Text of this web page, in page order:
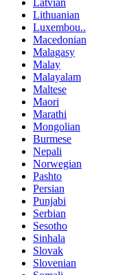
Lithuanian
Luxembou..
Macedonian
Malagasy
Malay
Malayalam
Maltese
Maori
Marathi
Mongolian
Burmese
Nepali
Norwegian
Pashto
Persian
Punjabi
Serbian
Sesotho
Sinhala
Slovak
Slovenian